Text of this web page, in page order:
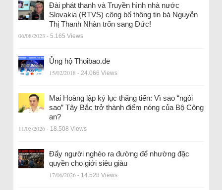
Đài phát thanh và Truyền hình nhà nước
Slovakia (RTVS) công bố thông tin bà Nguyễn
Thị Thanh Nhàn trốn sang Đức!
06/08/2023 - 5.165 Views
Ủng hộ Thoibao.de
15/02/2018 - 24.066 Views
Mai Hoàng lập kỷ lục thăng tiến: Vì sao “ngôi
sao” Tây Bắc trở thành điểm nóng của Bộ Công
an?
11/05/2026 - 18.508 Views
Đẩy người nghèo ra đường để nhường đặc
quyền cho giới siêu giàu
17/06/2026 - 14.528 Views